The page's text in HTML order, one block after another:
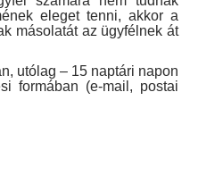
eleget tenni, akkor a
másolatát az ügyfélnek át
utólag – 15 naptári napon
formában (e-mail, postai